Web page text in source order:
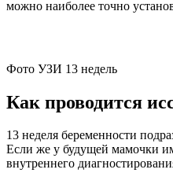
можно наиболее точно
Фото УЗИ 13 недель
Как проводится
13 неделя беременности
Если же у будущей мамочки
внутреннего